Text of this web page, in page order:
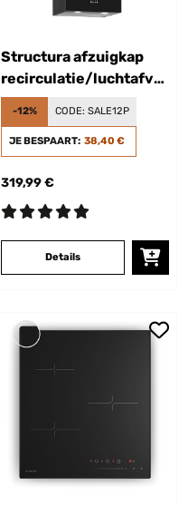
Structura afzuigkap
recirculatie/luchtafvoer
641m³/h max. EEC A
LED zwart
-12% CODE: SALE12P
JE BESPAART: 38,40 €
319,99 €
Details